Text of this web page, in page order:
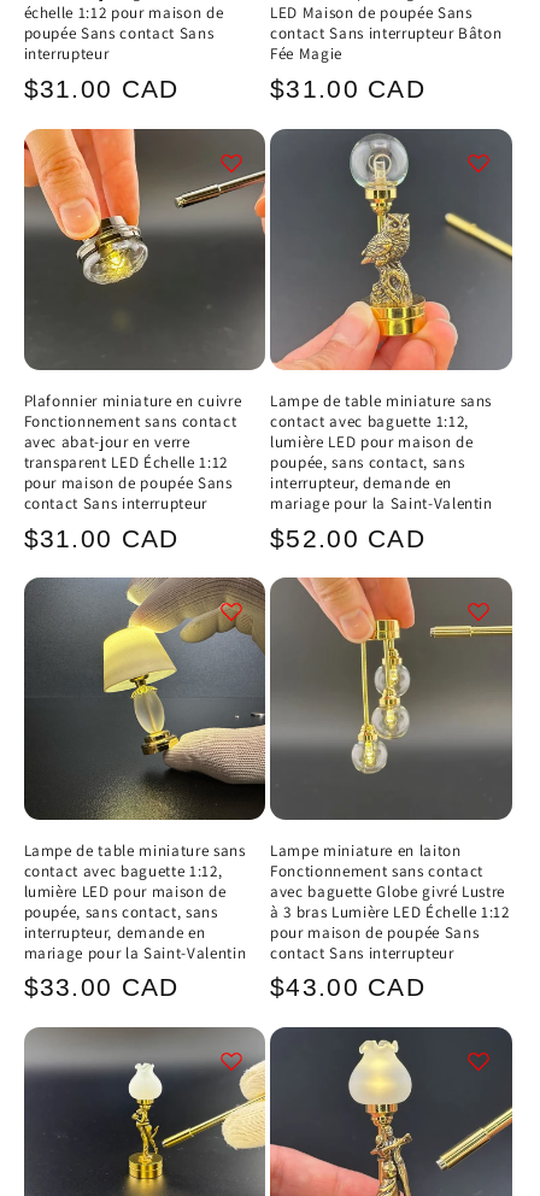
échelle 1:12 pour maison de
poupée Sans contact Sans
interrupteur
Prix
$31.00 CAD
LED Maison de poupée Sans
contact Sans interrupteur Bâton
Fée Magie
Prix
$31.00 CAD
Plafonnier miniature en cuivre
Fonctionnement sans contact
avec abat-jour en verre
transparent LED Échelle 1:12
pour maison de poupée Sans
contact Sans interrupteur
Prix
$31.00 CAD
Lampe de table miniature sans
contact avec baguette 1:12,
lumière LED pour maison de
poupée, sans contact, sans
interrupteur, demande en
mariage pour la Saint-Valentin
Prix
$52.00 CAD
Lampe de table miniature sans
contact avec baguette 1:12,
lumière LED pour maison de
poupée, sans contact, sans
interrupteur, demande en
mariage pour la Saint-Valentin
Prix
$33.00 CAD
Lampe miniature en laiton
Fonctionnement sans contact
avec baguette Globe givré Lustre
à 3 bras Lumière LED Échelle 1:12
pour maison de poupée Sans
contact Sans interrupteur
Prix
$43.00 CAD